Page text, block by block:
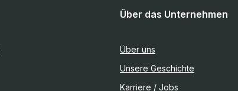
Über das Unternehmen
Über uns
Unsere Geschichte
Karriere / Jobs